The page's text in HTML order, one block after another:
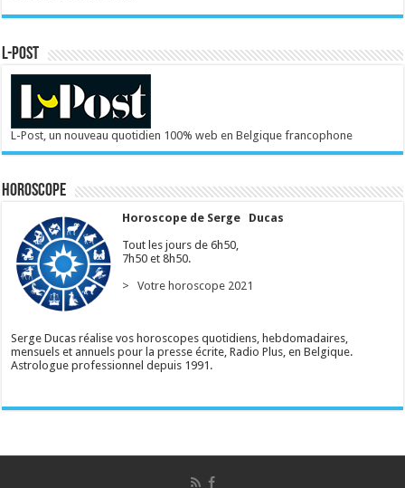
L-POST
L-Post, un nouveau quotidien 100% web en Belgique francophone
Horoscope
Horoscope de Serge Ducas
Tout les jours de 6h50,
7h50 et 8h50.
> Votre horoscope 2021
Serge Ducas réalise vos horoscopes quotidiens, hebdomadaires,
mensuels et annuels pour la presse écrite, Radio Plus, en Belgique.
Astrologue professionnel depuis 1991.